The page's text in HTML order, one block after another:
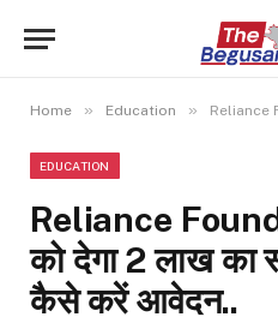
Home » Education » Reliance
EDUCATION
Reliance
को देगा 2 लाख का
कैसे करें आवेदन..